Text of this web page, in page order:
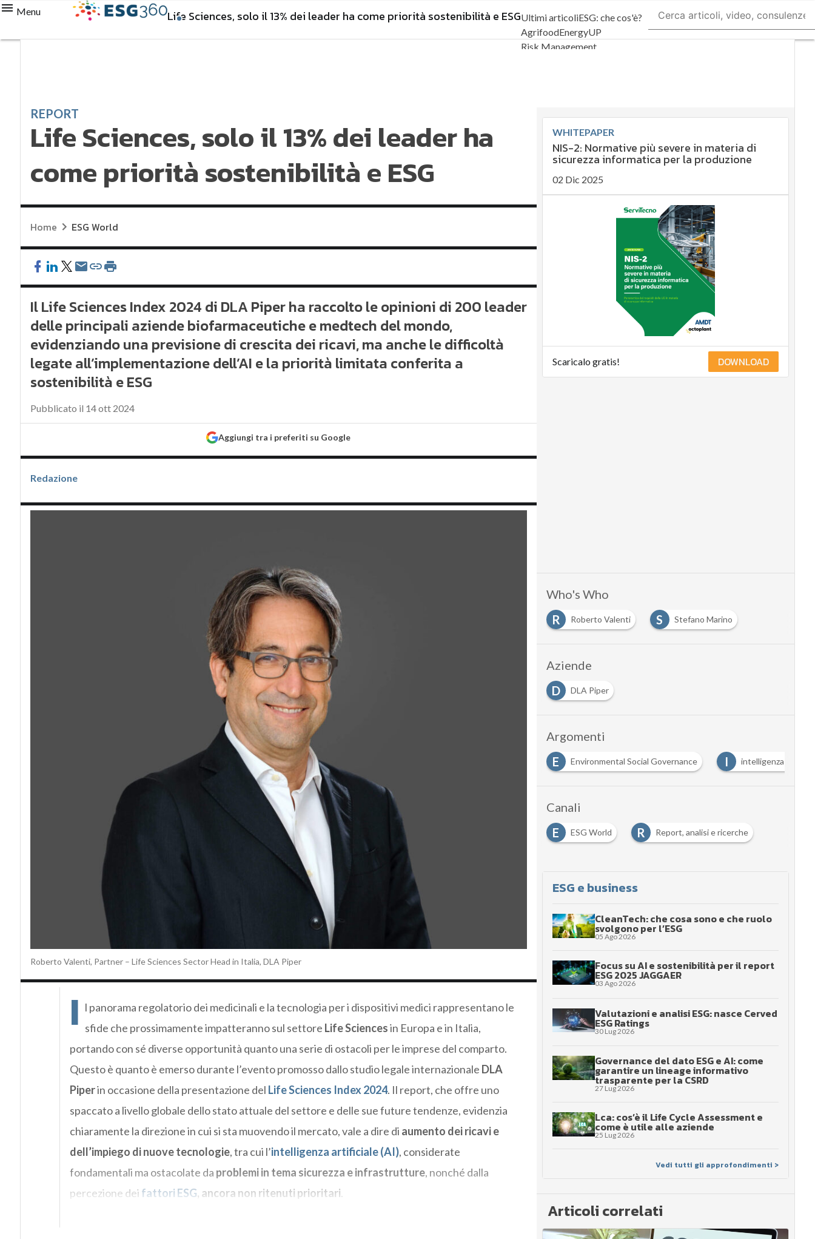
Menu Life Sciences, solo il 13% dei leader ha come priorità sostenibilità e ESGUltimi articoliESG: che cos'è?
AgrifoodEnergyUP
Risk Management
Economia sostenibile
Sustainability management
Energy Management
Normative e Compliance
Corporate governance
Digital for ESG
Ultimi articoli
REPORT
Life Sciences, solo il 13% dei leader ha
come priorità sostenibilità e ESG
Home ESG World
Il Life Sciences Index 2024 di DLA Piper ha raccolto le opinioni di 200 leader
delle principali aziende biofarmaceutiche e medtech del mondo,
evidenziando una previsione di crescita dei ricavi, ma anche le difficoltà
legate all’implementazione dell’AI e la priorità limitata conferita a
sostenibilità e ESG
Pubblicato il 14 ott 2024
Aggiungi tra i preferiti su Google
Redazione
Roberto Valenti, Partner – Life Sciences Sector Head in Italia, DLA Piper
I l panorama regolatorio dei medicinali e la tecnologia per i dispositivi medici rappresentano le
sfide che prossimamente impatteranno sul settore Life Sciencesin Europa e in Italia,
portando con sé diverse opportunità quanto una serie di ostacoli per le imprese del comparto.
Questo è quanto è emerso durante l’evento promosso dallo studio legale internazionale DLA
Piperin occasione della presentazione del Life Sciences Index 2024. Il report, che offre uno
spaccato a livello globale dello stato attuale del settore e delle sue future tendenze, evidenzia
chiaramente la direzione in cui si sta muovendo il mercato, vale a dire di aumento dei ricavi e
dell’impiego di nuove tecnologie, tra cui l’intelligenza artificiale (AI), considerate
fondamentali ma ostacolate da problemi in tema sicurezza e infrastrutture, nonché dalla
percezione dei fattori ESG, ancora non ritenuti prioritari.
WHITEPAPER
NIS-2: Normative più severe in materia di
sicurezza informatica per la produzione
02 Dic 2025
Scaricalo gratis! DOWNLOAD
Who's Who
R
Roberto Valenti S Stefano Marino
Aziende
D
DLA Piper
Argomenti
E Environmental Social Governance I intelligenza
Canali
E
ESG World R Report, analisi e ricerche
ESG e business
CleanTech: che cosa sono e che ruolo
svolgono per l’ESG
05 Ago 2026
Focus su AI e sostenibilità per il report
ESG 2025 JAGGAER
03 Ago 2026
Valutazioni e analisi ESG: nasce Cerved
ESG Ratings
30 Lug 2026
Governance del dato ESG e AI: come
garantire un lineage informativo
trasparente per la CSRD
27 Lug 2026
Lca: cos’è il Life Cycle Assessment e
come è utile alle aziende
25 Lug 2026
Vedi tutti gli approfondimenti >
Articoli correlati